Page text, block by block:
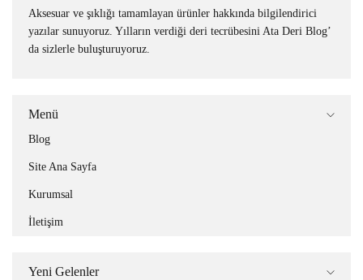
Aksesuar ve şıklığı tamamlayan ürünler hakkında bilgilendirici
yazılar sunuyoruz. Yılların verdiği deri tecrübesini Ata Deri Blog’
da sizlerle buluşturuyoruz.
Menü
Blog
Site Ana Sayfa
Kurumsal
İletişim
Yeni Gelenler